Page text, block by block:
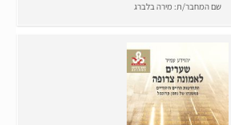
שם המחבר/ת: מירה בלברג